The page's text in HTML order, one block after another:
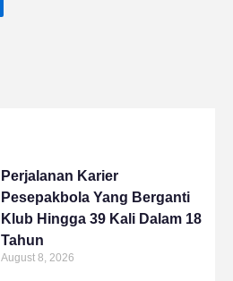
Perjalanan Karier
Pesepakbola Yang Berganti
Klub Hingga 39 Kali Dalam 18
Tahun
August 8, 2026